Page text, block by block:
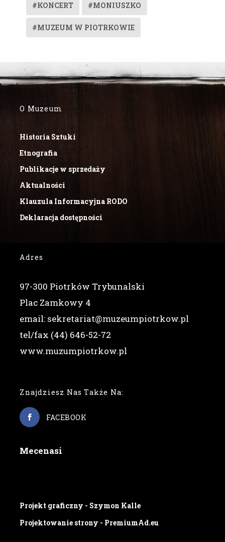
#KONCERT #MONIUSZKO
#MUZEUM W PIOTRKOWIE
O Muzeum
Historia Sztuki
Etnografia
Publikacje w sprzedaży
Aktualności
Klauzula Informacyjna RODO
Deklaracja dostępności
Adres
97-300 Piotrków Trybunalski
Plac Zamkowy 4
email: sekretariat@muzeumpiotrkow.pl
tel/fax (44) 646-52-72
www.muzumpiotrkow.pl
Znajdziesz Nas Także Na:
FACEBOOK
Mecenasi
Projekt graficzny - Szymon Kalle
Projektowanie strony - PremiumAd.eu